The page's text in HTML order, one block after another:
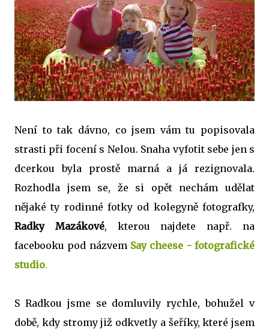
Není to tak dávno, co jsem vám tu popisovala
strasti při focení s Nelou. Snaha vyfotit sebe jen s
dcerkou byla prostě marná a já rezignovala.
Rozhodla jsem se, že si opět nechám udělat
nějaké ty rodinné fotky od kolegyně fotografky,
Radky Mazákové, kterou najdete např. na
facebooku pod názvem Say cheese - fotografické
studio.
S Radkou jsme se domluvily rychle, bohužel v
době, kdy stromy již odkvetly a šeříky, které jsem